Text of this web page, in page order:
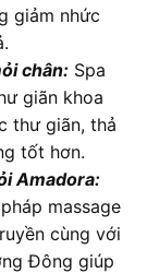
giảm nhức
chân: Spa
giãn khoa
thư giãn, thả
tốt hơn.
Amadora:
massage
cùng với
Đông giúp